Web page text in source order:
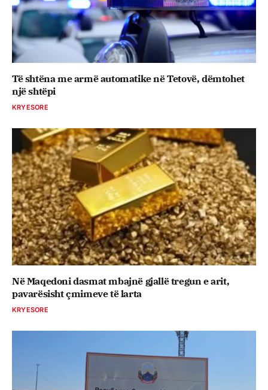
Të shtëna me armë automatike në Tetovë, dëmtohet
një shtëpi
KRYESORE
Në Maqedoni dasmat mbajnë gjallë tregun e arit,
pavarësisht çmimeve të larta
KRYESORE